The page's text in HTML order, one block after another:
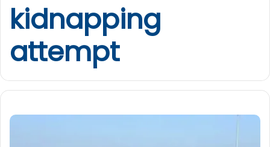
kidnapping
attempt